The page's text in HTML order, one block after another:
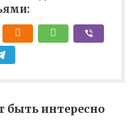
интересно